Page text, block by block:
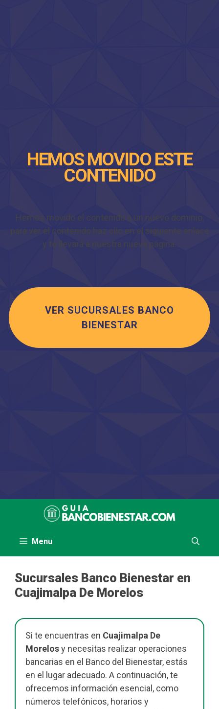
HEMOS MOVIDO ESTE
CONTENIDO
Hemos movido el contenido a un nuevo dominio,
para ver el contenido haz clic en el siguiente enlace
y te llevará a nuestra nueva página.
VER SUCURSALES BANCO
BIENESTAR
Menu
Sucursales Banco Bienestar en
Cuajimalpa De Morelos
Si te encuentras en Cuajimalpa De
Morelosy necesitas realizar operaciones
bancarias en el Banco del Bienestar, estás
en el lugar adecuado. A continuación, te
ofrecemos información esencial, como
números telefónicos, horarios y